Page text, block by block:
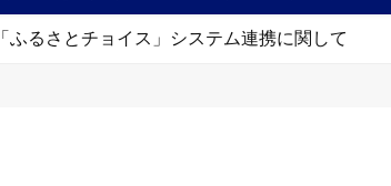
「ふるさとチョイス」システム連携に関して